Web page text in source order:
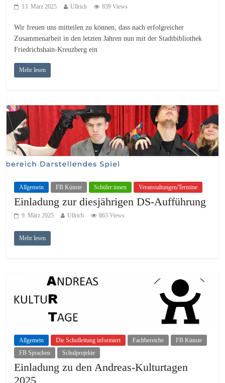
13. März 2025 Ullrich 839 Views
Wir freuen uns mitteilen zu können, dass nach erfolgreicher
Zusammenarbeit in den letzten Jahren nun mit der Stadtbibliothek
Friedrichshain-Kreuzberg ein
Mehr lesen
Allgemein FB Künste Schüler:innen Veranstaltungen/Termine
Einladung zur diesjährigen DS-Aufführung
9. März 2025 Ullrich 863 Views
Mehr lesen
Allgemein Die Schulleitung informiert Fachbereiche
FB Künste
FB Sprachen
Schulprojekte
Einladung zu den Andreas-Kulturtagen
2025